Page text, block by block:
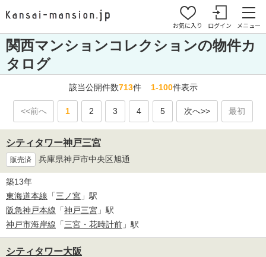
お気に入り ログイン メニュー
関西マンションコレクションの物件カ
タログ
該当公開件数713件1-100件表示
<<前へ 1 2 3 4 5 次へ>> 最初
シティタワー神戸三宮
販売済 兵庫県神戸市中央区旭通
築13年
東海道本線 「三ノ宮 」駅
阪急神戸本線 「神戸三宮 」駅
神戸市海岸線 「三宮・花時計前 」駅
シティタワー大阪